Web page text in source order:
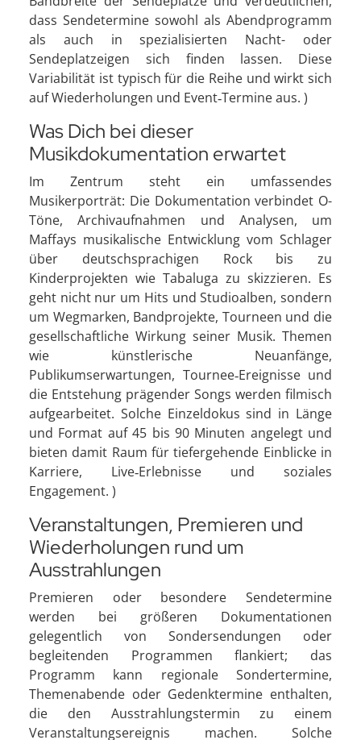
dass Sendetermine sowohl als Abendprogramm
als auch in spezialisierten Nacht- oder
Sendeplatzeigen sich finden lassen. Diese
Variabilität ist typisch für die Reihe und wirkt sich
auf Wiederholungen und Event‑Termine aus. )
Was Dich bei dieser
Musikdokumentation erwartet
Im Zentrum steht ein umfassendes
Musikerporträt: Die Dokumentation verbindet O-
Töne, Archivaufnahmen und Analysen, um
Maffays musikalische Entwicklung vom Schlager
über deutschsprachigen Rock bis zu
Kinderprojekten wie Tabaluga zu skizzieren. Es
geht nicht nur um Hits und Studioalben, sondern
um Wegmarken, Bandprojekte, Tourneen und die
gesellschaftliche Wirkung seiner Musik. Themen
wie künstlerische Neuanfänge,
Publikumserwartungen, Tournee‑Ereignisse und
die Entstehung prägender Songs werden filmisch
aufgearbeitet. Solche Einzeldokus sind in Länge
und Format auf 45 bis 90 Minuten angelegt und
bieten damit Raum für tiefergehende Einblicke in
Karriere, Live‑Erlebnisse und soziales
Engagement. )
Veranstaltungen, Premieren und
Wiederholungen rund um
Ausstrahlungen
Premieren oder besondere Sendetermine
werden bei größeren Dokumentationen
gelegentlich von Sondersendungen oder
begleitenden Programmen flankiert; das
Programm kann regionale Sondertermine,
Themenabende oder Gedenktermine enthalten,
die den Ausstrahlungstermin zu einem
Veranstaltungsereignis machen. Solche